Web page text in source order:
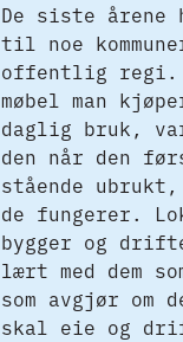
De siste
til noe
offentlig regi.
møbel man
daglig bruk,
den når den
stående
de fungerer.
bygger og
lært med dem
som avgjør
skal eie og